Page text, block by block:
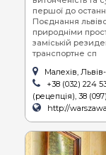
першої до
Поєднання
природніми
заміській
транспортне сп
Малехів,
+38 (032) 224
(рецепція), 38
http://